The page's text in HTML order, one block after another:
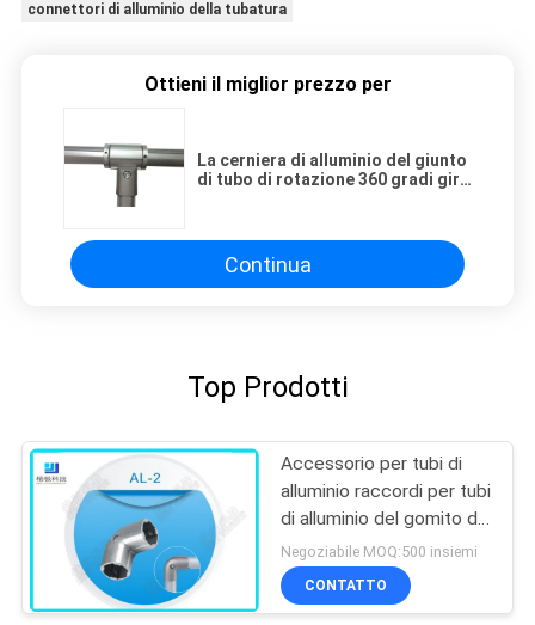
connettori di alluminio della tubatura
Ottieni il miglior prezzo per
La cerniera di alluminio del giunto
di tubo di rotazione 360 gradi gira
Continua
Top Prodotti
Accessorio per tubi di
alluminio raccordi per tubi
di alluminio del gomito da
90 gradi per il tubo del
OD 28mm
Negoziabile MOQ:500 insiemi
CONTATTO